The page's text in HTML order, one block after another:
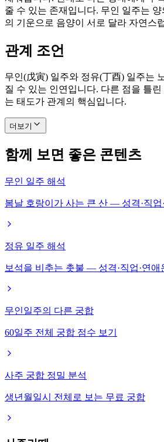
줄 수 있는 존재입니다. 무인 일주는
의 기운으로 음양이 서로 달라 자연스
관계 조언
무인(戊寅) 일주와 정유(丁酉) 일주는
질 수 있는 인연입니다. 다른 점을 틀
는 태도가 관계의 핵심입니다.
더보기
함께 보면 좋은 콘텐츠
무인 일주 해석
봄날 호랑이가 사는 큰 산 — 성격·직업
정유 일주 해석
보석을 비추는 촛불 — 성격·직업·연애
무인일주의 다른 궁합
60일주 전체 궁합 점수 보기
사주 궁합 정밀 분석
생년월일시 전체로 보는 무료 궁합